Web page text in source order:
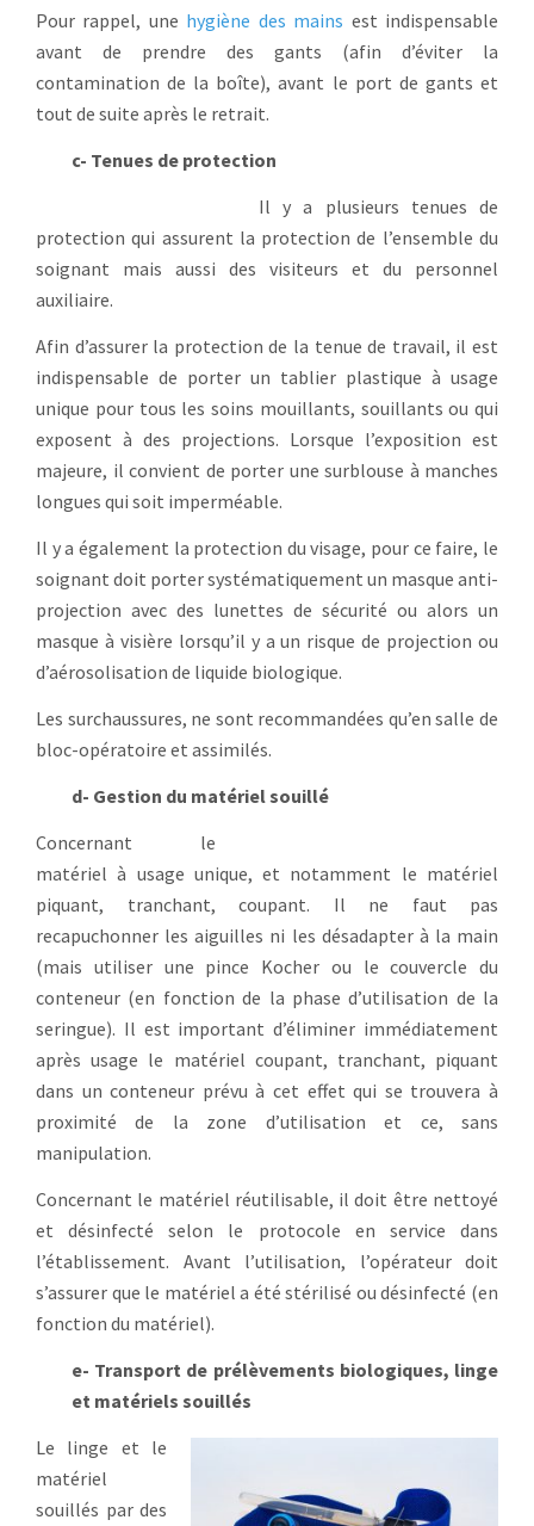
Pour rappel, une hygiène des mains est indispensable
avant de prendre des gants (afin d’éviter la
contamination de la boîte), avant le port de gants et
tout de suite après le retrait.
c- Tenues de protection
Il y a plusieurs tenues de
protection qui assurent la protection de l’ensemble du
soignant mais aussi des visiteurs et du personnel
auxiliaire.
Afin d’assurer la protection de la tenue de travail, il est
indispensable de porter un tablier plastique à usage
unique pour tous les soins mouillants, souillants ou qui
exposent à des projections. Lorsque l’exposition est
majeure, il convient de porter une surblouse à manches
longues qui soit imperméable.
Il y a également la protection du visage, pour ce faire, le
soignant doit porter systématiquement un masque anti-
projection avec des lunettes de sécurité ou alors un
masque à visière lorsqu’il y a un risque de projection ou
d’aérosolisation de liquide biologique.
Les surchaussures, ne sont recommandées qu’en salle de
bloc-opératoire et assimilés.
d- Gestion du matériel souillé
Concernant le
matériel à usage unique, et notamment le matériel
piquant, tranchant, coupant. Il ne faut pas
recapuchonner les aiguilles ni les désadapter à la main
(mais utiliser une pince Kocher ou le couvercle du
conteneur (en fonction de la phase d’utilisation de la
seringue). Il est important d’éliminer immédiatement
après usage le matériel coupant, tranchant, piquant
dans un conteneur prévu à cet effet qui se trouvera à
proximité de la zone d’utilisation et ce, sans
manipulation.
Concernant le matériel réutilisable, il doit être nettoyé
et désinfecté selon le protocole en service dans
l’établissement. Avant l’utilisation, l’opérateur doit
s’assurer que le matériel a été stérilisé ou désinfecté (en
fonction du matériel).
e- Transport de prélèvements biologiques, linge
et matériels souillés
Le linge et le
matériel
souillés par des